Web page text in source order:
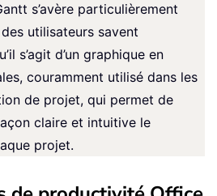
s’avère particulièrement
utilisateurs savent
s’agit d’un graphique en
couramment utilisé dans les
de projet, qui permet de
claire et intuitive le
projet.